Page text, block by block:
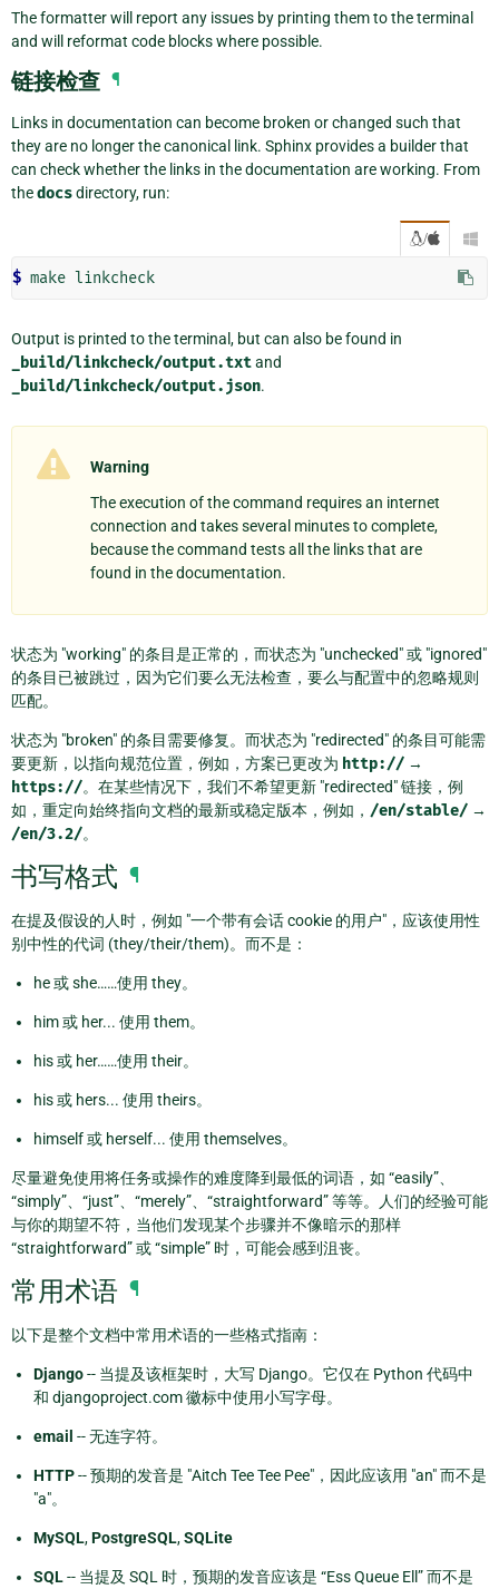
The formatter will report any issues by printing them to the terminal
and will reformat code blocks where possible.
链接检查 ¶
Links in documentation can become broken or changed such that
they are no longer the canonical link. Sphinx provides a builder that
can check whether the links in the documentation are working. From
thedocsdirectory, run:
/ 
$ make
Output is printed to the terminal, but can also be found in
_build/linkcheck/output.txtand
_build/linkcheck/output.json.
Warning
The execution of the command requires an internet
connection and takes several minutes to complete,
because the command tests all the links that are
found in the documentation.
状态为 "working" 的条目是正常的，而状态为 "unchecked" 或 "ignored"
的条目已被跳过，因为它们要么无法检查，要么与配置中的忽略规则
匹配。
状态为 "broken" 的条目需要修复。而状态为 "redirected" 的条目可能需
要更新，以指向规范位置，例如，方案已更改为 http:// →
https://。在某些情况下，我们不希望更新 "redirected" 链接，例
如，重定向始终指向文档的最新或稳定版本，例如， /en/stable/ →
/en/3.2/。
书写格式 ¶
在提及假设的人时，例如 "一个带有会话 cookie 的用户"，应该使用性
别中性的代词 (they/their/them)。而不是：
he 或 she……使用 they。
him 或 her... 使用 them。
his 或 her……使用 their。
his 或 hers... 使用 theirs。
himself 或 herself... 使用 themselves。
尽量避免使用将任务或操作的难度降到最低的词语，如 “easily”、
“simply”、“just”、“merely”、“straightforward” 等等。人们的经验可能
与你的期望不符，当他们发现某个步骤并不像暗示的那样
“straightforward” 或 “simple” 时，可能会感到沮丧。
常用术语 ¶
以下是整个文档中常用术语的一些格式指南：
Django-- 当提及该框架时，大写 Django。它仅在 Python 代码中
和 djangoproject.com 徽标中使用小写字母。
email -- 无连字符。
HTTP-- 预期的发音是 "Aitch Tee Tee Pee"，因此应该用 "an" 而不是
"a"。
MySQL,PostgreSQL,SQLite
SQL-- 当提及 SQL 时，预期的发音应该是 “Ess Queue Ell” 而不是